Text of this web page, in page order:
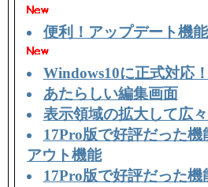
便利！アップデート機
Windows10に正式対応！
あたらしい編集画面
表示領域の拡大して広
17Pro版で好評だった
アウト機能
17Pro版で好評だった